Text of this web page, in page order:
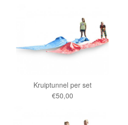
Kruiptunnel per set
€50,00